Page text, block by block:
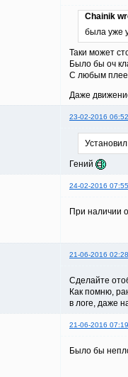
Chainik
была уже
Таки может
Было бы оч
С любым
Даже
23-02-2016
Гений
24-02-2016
При наличии
21-06-2016
Сделайте
Как помню,
в логе, даже
21-06-2016
Было бы